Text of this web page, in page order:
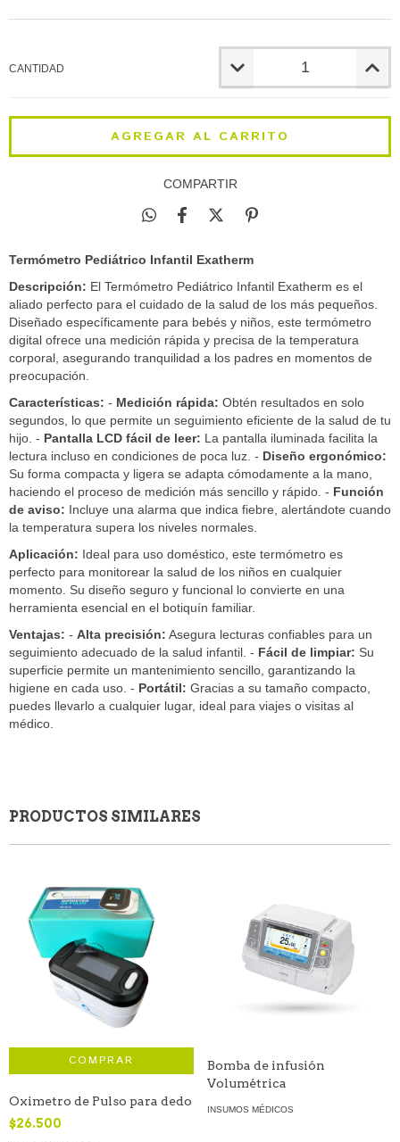
CANTIDAD
COMPARTIR
Termómetro Pediátrico Infantil Exatherm
Descripción: El Termómetro Pediátrico Infantil Exatherm es el
aliado perfecto para el cuidado de la salud de los más pequeños.
Diseñado específicamente para bebés y niños, este termómetro
digital ofrece una medición rápida y precisa de la temperatura
corporal, asegurando tranquilidad a los padres en momentos de
preocupación.
Características: - Medición rápida: Obtén resultados en solo
segundos, lo que permite un seguimiento eficiente de la salud de tu
hijo. - Pantalla LCD fácil de leer: La pantalla iluminada facilita la
lectura incluso en condiciones de poca luz. - Diseño ergonómico:
Su forma compacta y ligera se adapta cómodamente a la mano,
haciendo el proceso de medición más sencillo y rápido. - Función
de aviso: Incluye una alarma que indica fiebre, alertándote cuando
la temperatura supera los niveles normales.
Aplicación: Ideal para uso doméstico, este termómetro es
perfecto para monitorear la salud de los niños en cualquier
momento. Su diseño seguro y funcional lo convierte en una
herramienta esencial en el botiquín familiar.
Ventajas: - Alta precisión: Asegura lecturas confiables para un
seguimiento adecuado de la salud infantil. - Fácil de limpiar: Su
superficie permite un mantenimiento sencillo, garantizando la
higiene en cada uso. - Portátil: Gracias a su tamaño compacto,
puedes llevarlo a cualquier lugar, ideal para viajes o visitas al
médico.
PRODUCTOS SIMILARES
Oximetro de Pulso para dedo
$26.500
Bomba de infusión
Volumétrica
INSUMOS MÉDICOS